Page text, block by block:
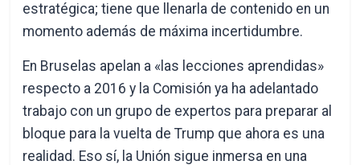
estratégica; tiene que llenarla de contenido en un
momento además de máxima incertidumbre.
En Bruselas apelan a «las lecciones aprendidas»
respecto a 2016 y la Comisión ya ha adelantado
trabajo con un grupo de expertos para preparar al
bloque para la vuelta de Trump que ahora es una
realidad. Eso sí, la Unión sigue inmersa en una